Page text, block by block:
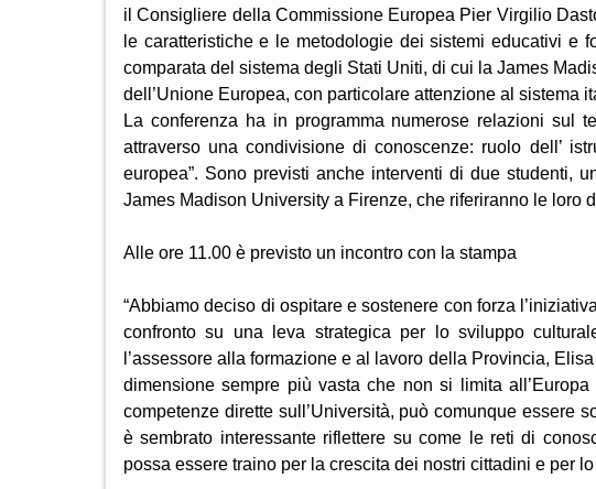
il Consigliere della Commissione Europea Pier Virgilio
le caratteristiche e le metodologie dei sistemi educativi e
comparata del sistema degli Stati Uniti, di cui la James
dell’Unione Europea, con particolare attenzione al sistema
La conferenza ha in programma numerose relazioni sul
attraverso una condivisione di conoscenze: ruolo dell’
europea”. Sono previsti anche interventi di due studenti,
James Madison University a Firenze, che riferiranno le loro
Alle ore 11.00 è previsto un incontro con la stampa
“Abbiamo deciso di ospitare e sostenere con forza
confronto su una leva strategica per lo sviluppo
l’assessore alla formazione e al lavoro della Provincia,
dimensione sempre più vasta che non si limita
competenze dirette sull’Università, può comunque essere
è sembrato interessante riflettere su come le reti di
possa essere traino per la crescita dei nostri cittadini e per